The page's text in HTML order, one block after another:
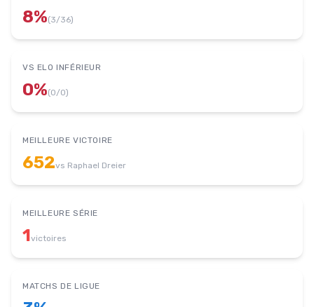
8%(3/36)
VS ELO INFÉRIEUR
0%(0/0)
MEILLEURE VICTOIRE
652vs Raphael Dreier
MEILLEURE SÉRIE
1victoires
MATCHS DE LIGUE